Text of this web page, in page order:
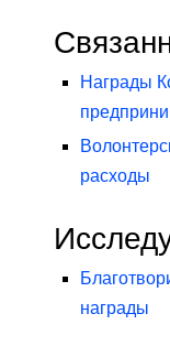
Награды
расходы
награды